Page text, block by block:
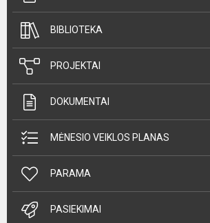
BIBLIOTEKA
PROJEKTAI
DOKUMENTAI
MĖNESIO VEIKLOS PLANAS
PARAMA
PASIEKIMAI